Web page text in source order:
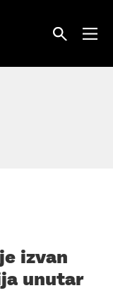
izvan
unutar